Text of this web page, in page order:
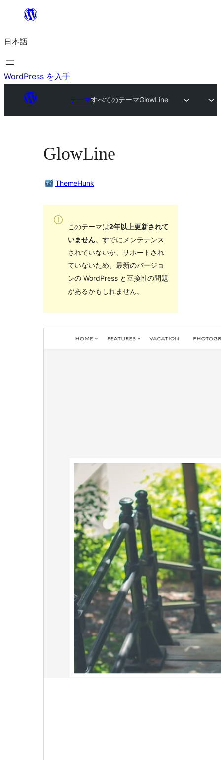
を
ス
キ
日本語
WordPress を入手
テーマすべてのテーマGlowLine
GlowLine
ThemeHunk
このテーマは2年以上更新されて
いません。すでにメンテナンス
されていないか、サポートされ
ていないため、最新のバージョ
ンの WordPress と互換性の問題
があるかもしれません。